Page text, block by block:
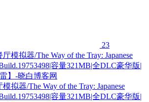
23
拟器/The Way of the Tray: Japanese
容量321MB|全DLC豪华版|